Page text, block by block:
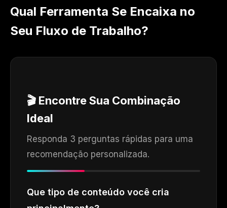
Qual Ferramenta Se Encaixa no
Seu Fluxo de Trabalho?
🎬 Encontre Sua Combinação
Ideal
Responda 3 perguntas rápidas para uma
recomendação personalizada.
Que tipo de conteúdo você cria